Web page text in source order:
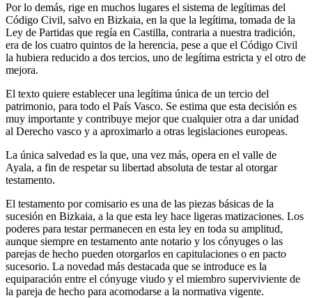
Por lo demás, rige en muchos lugares el sistema de legítimas del
Código Civil, salvo en Bizkaia, en la que la legítima, tomada de la
Ley de Partidas que regía en Castilla, contraria a nuestra tradición,
era de los cuatro quintos de la herencia, pese a que el Código Civil
la hubiera reducido a dos tercios, uno de legítima estricta y el otro de
mejora.
El texto quiere establecer una legítima única de un tercio del
patrimonio, para todo el País Vasco. Se estima que esta decisión es
muy importante y contribuye mejor que cualquier otra a dar unidad
al Derecho vasco y a aproximarlo a otras legislaciones europeas.
La única salvedad es la que, una vez más, opera en el valle de
Ayala, a fin de respetar su libertad absoluta de testar al otorgar
testamento.
El testamento por comisario es una de las piezas básicas de la
sucesión en Bizkaia, a la que esta ley hace ligeras matizaciones. Los
poderes para testar permanecen en esta ley en toda su amplitud,
aunque siempre en testamento ante notario y los cónyuges o las
parejas de hecho pueden otorgarlos en capitulaciones o en pacto
sucesorio. La novedad más destacada que se introduce es la
equiparación entre el cónyuge viudo y el miembro superviviente de
la pareja de hecho para acomodarse a la normativa vigente.